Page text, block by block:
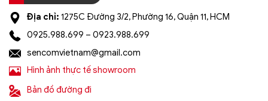
Địa chỉ: 1275C Đường 3/2, Phường 16, Quận 11, HCM
0925.988.699 – 0923.988.699
sencomvietnam@gmail.com
Hình ảnh thực tế showroom
Bản đồ đường đi